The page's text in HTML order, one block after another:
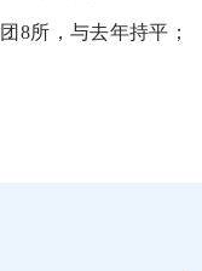
8所，与去年持平；